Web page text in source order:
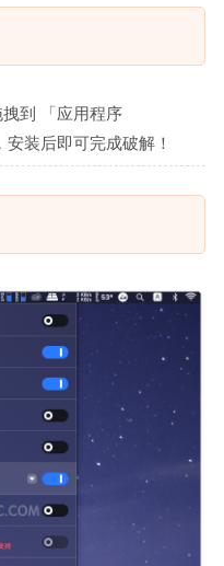
拽到 「应用程序
装后即可完成破解！